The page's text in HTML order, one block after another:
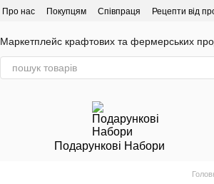
Про нас Покупцям Співпраця Рецепти від
Маркетплейс крафтових та фермерських
Подарункові Набори